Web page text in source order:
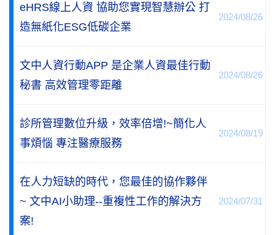
eHRS線上人資 協助您實現智慧辦公 打
造無紙化ESG低碳企業
2024/08/26
文中人資行動APP 是企業人資最佳行動
秘書 高效管理零距離
2024/08/26
診所管理數位升級，效率倍增!~簡化人
事煩惱 專注醫療服務
2024/08/19
在人力短缺的時代，您最佳的協作夥伴
~ 文中AI小助理--重複性工作的解決方
案!
2024/07/31